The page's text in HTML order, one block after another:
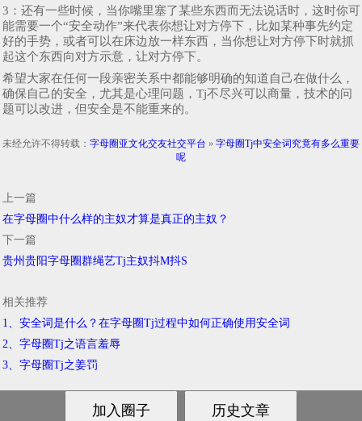
3：还有一些时候，当你嘴里塞了某些东西而无法说话时，这时你可
能需要一个“安全动作”来代表你想让对方停下，比如某种事先约定
好的手势，或者可以在床边放一样东西，当你想让对方停下时就抓
起这个东西向对方示意，让对方停下。
希望大家在任何一段亲密关系中都能够明确的知道自己在做什么，
确保自己的安全，尤其是心理问题，Tj不尽兴可以商量，技术的问
题可以改进，但安全是不能重来的。
未经允许不得转载： 字母圈亚文化交友社交平台 » 字母圈Tj中安全词究竟有多么重要
呢
上一篇
在字母圈中什么样的主奴才算是真正的主奴？
下一篇
贵州贵阳字母圈群绳艺Tj主奴抖M抖S
相关推荐
1、安全词是什么？在字母圈Tj过程中如何正确使用安全词
2、字母圈Tj之语言羞辱
3、字母圈Tj之姜罚
鄂ICP备2021004520号-3© 2018-2021 字母圈亚文化交友社交平台